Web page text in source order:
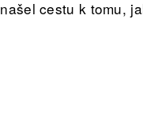
cestu k tomu,